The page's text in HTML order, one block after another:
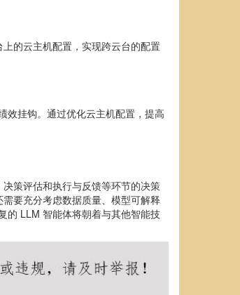
的云主机配置，实现跨云台的配置
效挂钩。通过优化云主机配置，提高
策评估和执行与反馈等环节的决策
要充分考虑数据质量、模型可解释
的 LLM 智能体将朝着与其他智能技